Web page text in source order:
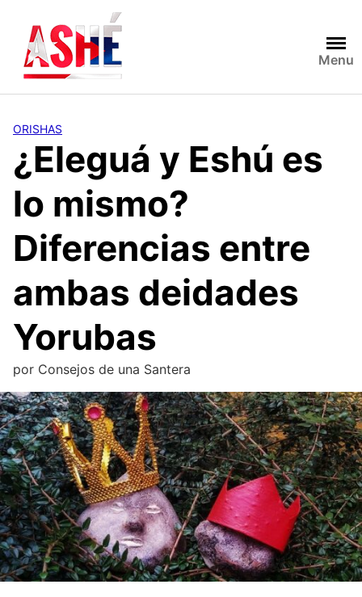
contenido
Menu
ORISHAS
¿Eleguá y Eshú es
lo mismo?
Diferencias entre
ambas deidades
Yorubas
por Consejos de una Santera